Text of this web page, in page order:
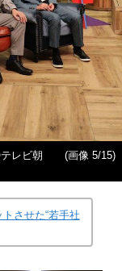
レビ朝
(画像 5/15)
させた“若手社